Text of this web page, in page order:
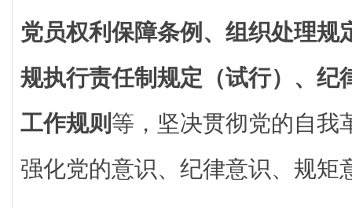
党员权利保障条例、组织处理规
规执行责任制规定（试行）、纪
工作规则 等，坚决贯彻党的自我
强化党的意识、纪律意识、规矩